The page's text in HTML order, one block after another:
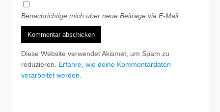
Benachrichtige mich über neue Beiträge via E-Mail.
Diese Website verwendet Akismet, um Spam zu
reduzieren. Erfahre, wie deine Kommentardaten
verarbeitet werden.